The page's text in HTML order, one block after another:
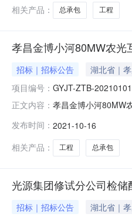
相关产品：
总承包 工程
孝昌金博小河80MW农光
招标｜招标公告 湖北省｜
项目编号： GYJT-ZTB-
正文内容： 孝昌金博小河80MW
电公司评标基地（湖
发布时间： 2021-10-16
相关产品：
工程 总承包
光源集团修试分公司检
招标｜招标公告 湖北省｜